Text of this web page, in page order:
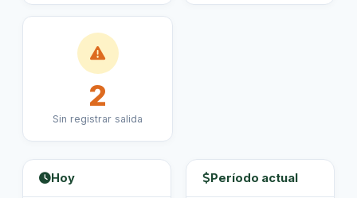
2
Sin registrar salida
Hoy Período actual